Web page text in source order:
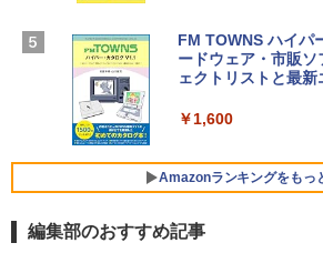
D - シルバー
￥261,414
コン Vivobook 15
チ AMD Ryzen 7
12GB Microsoft
E クワイエットブル
Robloxギフトカー
【限定バーチャルア
オンラインコード版
￥14,500
FM TOWNS ハイパ
ードウェア・市販
ェクトリストと最
￥1,600
Amazonランキングをもっ
編集部のおすすめ記事